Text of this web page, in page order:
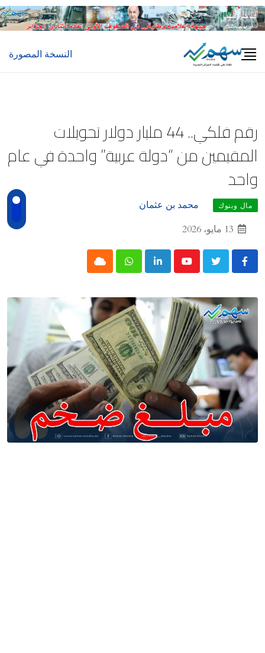
Skip
to
النسخة المصورة
رقم فلكي.. 44 مليار دولار تحويلات
المقيمين من “دولة عربية” واحدة في عام
واحد
مال وبنوك
محمد بن عثمان
13 مايو، 2026
Youtube
LinkedIn
Whatsapp
Cloud